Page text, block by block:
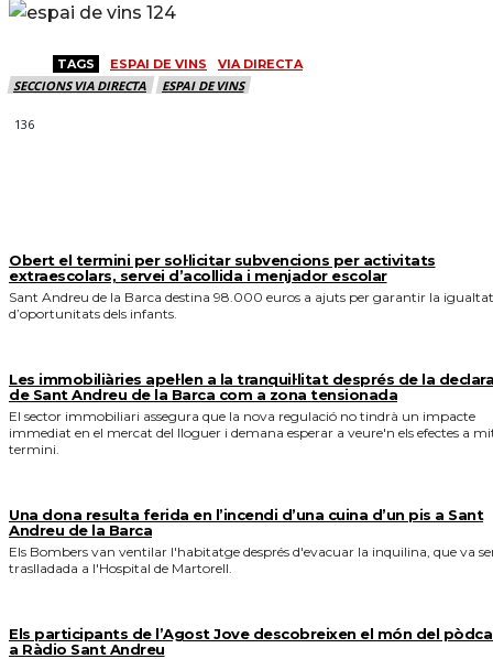
TAGS ESPAI DE VINS VIA DIRECTA
SECCIONS VIA DIRECTA ESPAI DE VINS
136
Obert el termini per sol·licitar subvencions per activitats
extraescolars, servei d’acollida i menjador escolar
Sant Andreu de la Barca destina 98.000 euros a ajuts per garantir la igualtat
d’oportunitats dels infants.
Les immobiliàries apel·len a la tranquil·litat després de la
de Sant Andreu de la Barca com a zona tensionada
El sector immobiliari assegura que la nova regulació no tindrà un impacte
immediat en el mercat del lloguer i demana esperar a veure'n els efectes a
termini.
Una dona resulta ferida en l’incendi d’una cuina d’un pis a Sant
Andreu de la Barca
Els Bombers van ventilar l'habitatge després d'evacuar la inquilina, que va
traslladada a l'Hospital de Martorell.
Els participants de l’Agost Jove descobreixen el món del
a Ràdio Sant Andreu